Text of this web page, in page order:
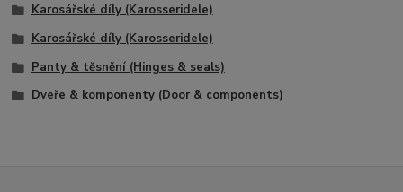
Karosářské díly (Karosseridele)
Karosářské díly (Karosseridele)
Panty & těsnění (Hinges & seals)
Dveře & komponenty (Door & components)